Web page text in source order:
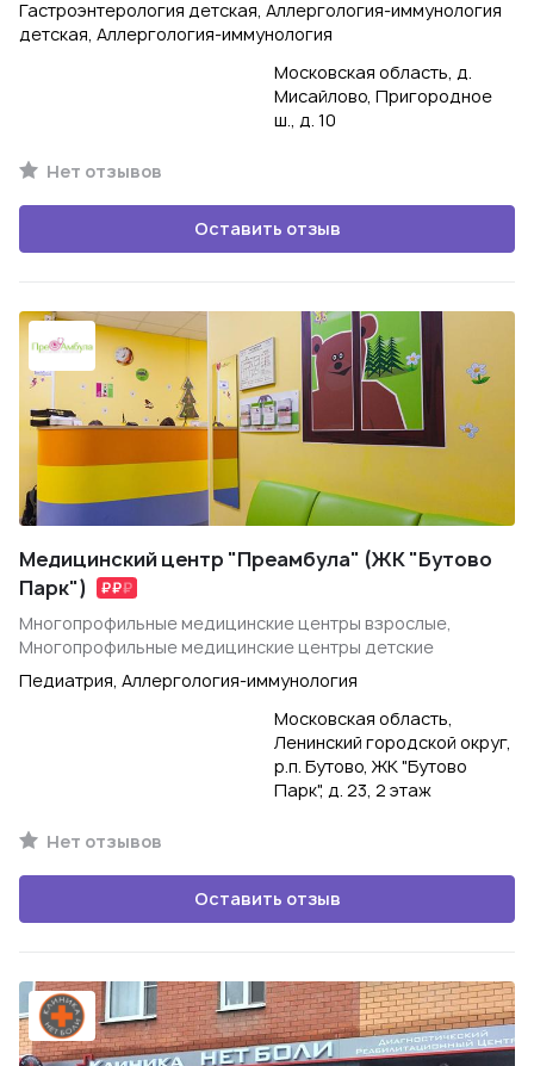
Гастроэнтерология детская, Аллергология-иммунология
детская, Аллергология-иммунология
Московская область, д.
Мисайлово, Пригородное
ш., д. 10
Нет отзывов
Оставить отзыв
Медицинский центр "Преамбула" (ЖК "Бутово
Парк")
Многопрофильные медицинские центры взрослые,
Многопрофильные медицинские центры детские
Педиатрия, Аллергология-иммунология
Московская область,
Ленинский городской округ,
р.п. Бутово, ЖК "Бутово
Парк", д. 23, 2 этаж
Нет отзывов
Оставить отзыв